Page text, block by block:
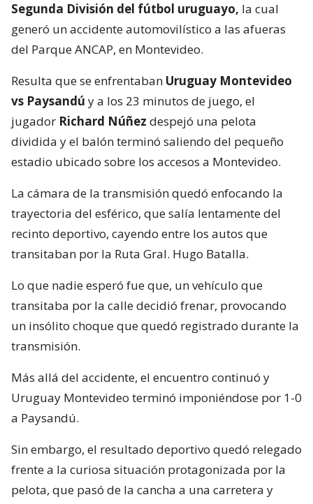
Segunda División del fútbol uruguayo, la cual
generó un accidente automovilístico a las afueras
del Parque ANCAP, en Montevideo.
Resulta que se enfrentaban Uruguay Montevideo
vs Paysandú y a los 23 minutos de juego, el
jugador Richard Núñez despejó una pelota
dividida y el balón terminó saliendo del pequeño
estadio ubicado sobre los accesos a Montevideo.
La cámara de la transmisión quedó enfocando la
trayectoria del esférico, que salía lentamente del
recinto deportivo, cayendo entre los autos que
transitaban por la Ruta Gral. Hugo Batalla.
Lo que nadie esperó fue que, un vehículo que
transitaba por la calle decidió frenar, provocando
un insólito choque que quedó registrado durante la
transmisión.
Más allá del accidente, el encuentro continuó y
Uruguay Montevideo terminó imponiéndose por 1-0
a Paysandú.
Sin embargo, el resultado deportivo quedó relegado
frente a la curiosa situación protagonizada por la
pelota, que pasó de la cancha a una carretera y